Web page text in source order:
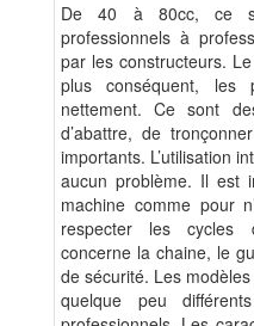
De 40 à 80cc, ce
professionnels à
par les constructeurs.
plus conséquent, les
nettement. Ce sont
d’abattre, de
importants. L’utilisation
aucun problème. Il est
machine comme pour
respecter les cycles
concerne la chaine, le
de sécurité. Les
quelque peu